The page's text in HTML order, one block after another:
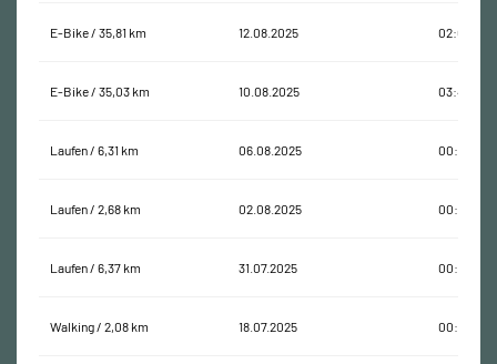
E-Bike / 35,81 km 12.08.2025 02:00:06
E-Bike / 35,03 km 10.08.2025 03:43:07
Laufen / 6,31 km 06.08.2025 00:40:42
Laufen / 2,68 km 02.08.2025 00:20:55
Laufen / 6,37 km 31.07.2025 00:42:11
Walking / 2,08 km 18.07.2025 00:28:58